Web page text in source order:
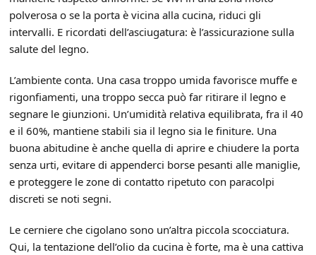
polverosa o se la porta è vicina alla cucina, riduci gli
intervalli. E ricordati dell’asciugatura: è l’assicurazione sulla
salute del legno.
L’ambiente conta. Una casa troppo umida favorisce muffe e
rigonfiamenti, una troppo secca può far ritirare il legno e
segnare le giunzioni. Un’umidità relativa equilibrata, fra il 40
e il 60%, mantiene stabili sia il legno sia le finiture. Una
buona abitudine è anche quella di aprire e chiudere la porta
senza urti, evitare di appenderci borse pesanti alle maniglie,
e proteggere le zone di contatto ripetuto con paracolpi
discreti se noti segni.
Le cerniere che cigolano sono un’altra piccola scocciatura.
Qui, la tentazione dell’olio da cucina è forte, ma è una cattiva